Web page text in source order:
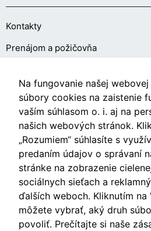
Kontakty
Prenájom a požičovňa
O NÁKUPE
Obchodné podmienky
Ochrana osobných údajov
Nastavenia cookies
Videá
Na fungovanie našej
súbory cookies na zaistenie
vaším súhlasom o. i. aj na
našich webových stránok.
„Rozumiem“ súhlasíte s
predaním údajov o správaní
stránke na zobrazenie
sociálnych sieťach a
ďalších weboch. Kliknutím na
môžete vybrať, aký druh
povoliť. Prečítajte si naše